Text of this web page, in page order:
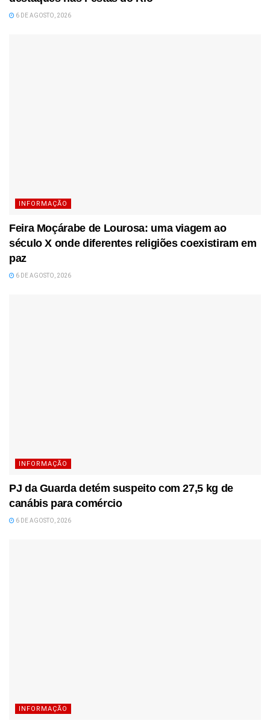
6 DE AGOSTO, 2026
INFORMAÇÃO
Feira Moçárabe de Lourosa: uma viagem ao
século X onde diferentes religiões coexistiram em
paz
6 DE AGOSTO, 2026
INFORMAÇÃO
PJ da Guarda detém suspeito com 27,5 kg de
canábis para comércio
6 DE AGOSTO, 2026
INFORMAÇÃO